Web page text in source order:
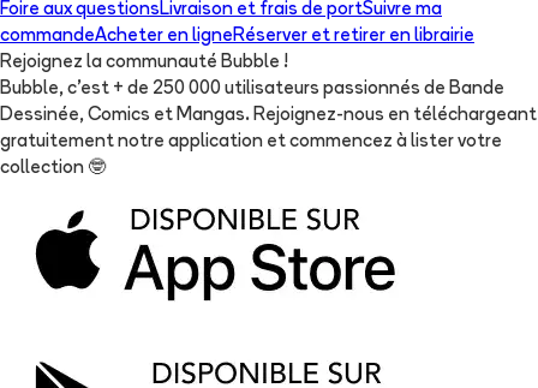
Foire aux questionsLivraison et frais de portSuivre ma
commandeAcheter en ligneRéserver et retirer en librairie
Rejoignez la communauté Bubble !
Bubble, c'est + de 250 000 utilisateurs passionnés de Bande
Dessinée, Comics et Mangas. Rejoignez-nous en téléchargeant
gratuitement notre application et commencez à lister votre
collection 🤓